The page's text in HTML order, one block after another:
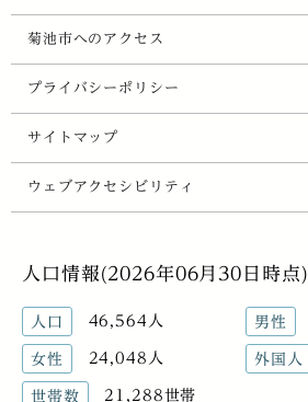
菊池市へのアクセス
プライバシーポリシー
サイトマップ
ウェブアクセシビリティ
人口情報(2026年06月30日時点)
人口 46,564人 男性
女性 24,048人 外国人
世帯数 21,288世帯